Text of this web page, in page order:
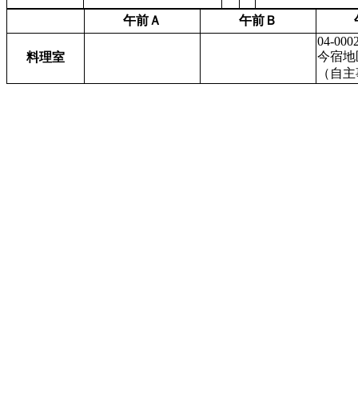
午前Ａ 午前Ｂ
料理室
04-
今宿
（自